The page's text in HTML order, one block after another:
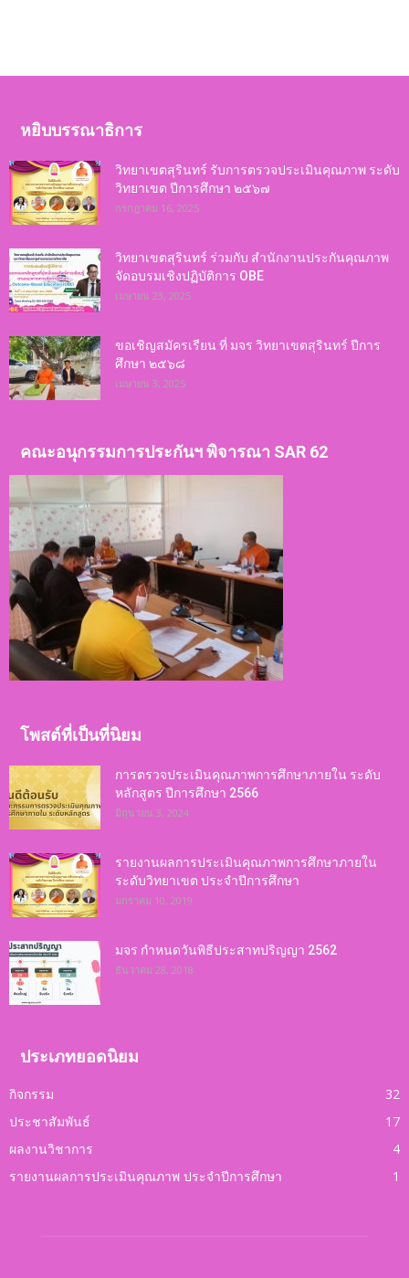
หยิบบรรณาธิการ
วิทยาเขตสุรินทร์ รับการตรวจประเมินคุณภาพ ระดับ
วิทยาเขต ปีการศึกษา ๒๕๖๗
กรกฎาคม 16, 2025
วิทยาเขตสุรินทร์ ร่วมกับ สำนักงานประกันคุณภาพ
จัดอบรมเชิงปฏิบัติการ OBE
เมษายน 23, 2025
ขอเชิญสมัครเรียน ที่ มจร วิทยาเขตสุรินทร์ ปีการ
ศึกษา ๒๕๖๘
เมษายน 3, 2025
คณะอนุกรรมการประกันฯ พิจารณา SAR 62
โพสต์ที่เป็นที่นิยม
การตรวจประเมินคุณภาพการศึกษาภายใน ระดับ
หลักสูตร ปีการศึกษา 2566
มิถุนายน 3, 2024
รายงานผลการประเมินคุณภาพการศึกษาภายใน
ระดับวิทยาเขต ประจำปีการศึกษา
มกราคม 10, 2019
มจร กำหนดวันพิธีประสาทปริญญา 2562
ธันวาคม 28, 2018
ประเภทยอดนิยม
กิจกรรม
32
ประชาสัมพันธ์
17
ผลงานวิชาการ
4
รายงานผลการประเมินคุณภาพ ประจำปีการศึกษา
1